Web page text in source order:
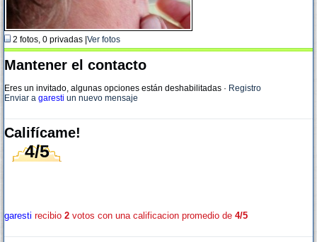
2 fotos, 0 privadas | Ver fotos
Mantener el contacto
Eres un invitado, algunas opciones están deshabilitadas · Registro
Enviar a garesti un nuevo mensaje
Califícame!
4/5
garesti recibio 2 votos con una calificacion promedio de 4/5